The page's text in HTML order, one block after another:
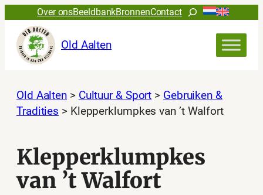
naar
inhoud
Over onsBeeldbankBronnenContactZoeken
Old Aalten
Old Aalten > Cultuur & Sport > Gebruiken &
Tradities > Klepperklumpkes van ’t Walfort
Klepperklumpkes
van ’t Walfort